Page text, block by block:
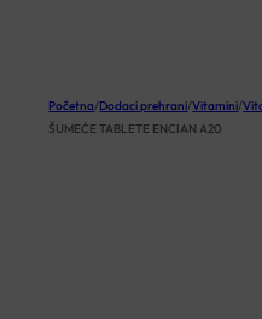
Početna/Dodaci prehrani/Vitamini/
ŠUMEĆE TABLETE ENCIAN A20